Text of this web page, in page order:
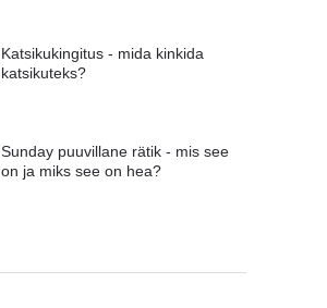
Katsikukingitus - mida kinkida
katsikuteks?
Sunday puuvillane rätik - mis see
on ja miks see on hea?